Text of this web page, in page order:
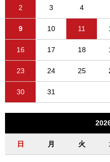
2 3 4
9 10 11
16 17 18
23 24 25
30 31
日 月 火